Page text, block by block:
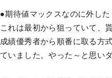
●期待値マックスなのに外した
これは最初から狙っていて、
成績優秀者から順番に取る方
ていました。やった～と思い